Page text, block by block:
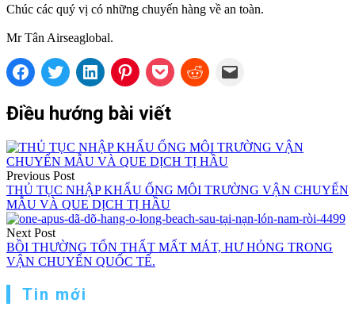
Chúc các quý vị có những chuyến hàng về an toàn.
Mr Tân Airseaglobal.
Điều hướng bài viết
Previous Post
THỦ TỤC NHẬP KHẨU ỐNG MÔI TRƯỜNG VẬN CHUYỂN
MẪU VÀ QUE DỊCH TỊ HẦU
Next Post
BỒI THƯỜNG TỔN THẤT MẤT MÁT, HƯ HỎNG TRONG
VẬN CHUYỂN QUỐC TẾ.
Tin mới